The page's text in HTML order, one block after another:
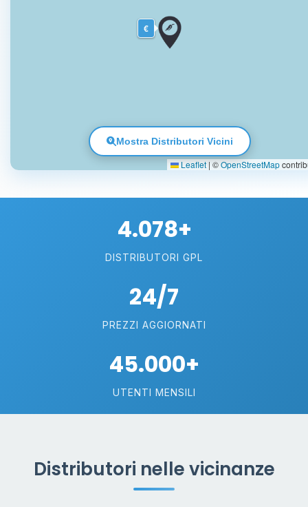
€
Leaflet | ©OpenStreetMap
Mostra Distributori Vicini
4.078+
DISTRIBUTORI GPL
24/7
PREZZI AGGIORNATI
45.000+
UTENTI MENSILI
Distributori nelle vicinanze